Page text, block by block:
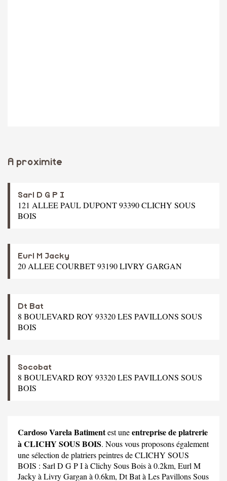
A proximite
Sarl D G P I
121 ALLEE PAUL DUPONT 93390 CLICHY SOUS
BOIS
Eurl M Jacky
20 ALLEE COURBET 93190 LIVRY GARGAN
Dt Bat
8 BOULEVARD ROY 93320 LES PAVILLONS SOUS
BOIS
Socobat
8 BOULEVARD ROY 93320 LES PAVILLONS SOUS
BOIS
Cardoso Varela Batimentest uneentreprise de platrerie
à CLICHY SOUS BOIS. Nous vous proposons également
une sélection de platriers peintres de CLICHY SOUS
BOIS : Sarl D G P Ià Clichy Sous Bois à 0.2km, Eurl M
Jackyà Livry Gargan à 0.6km, Dt Batà Les Pavillons Sous